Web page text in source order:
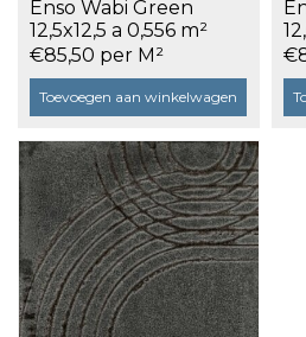
Enso Wabi Green
12,5x12,5 a 0,556 m²
€85,50 per M²
Toevoegen aan winkelwagen